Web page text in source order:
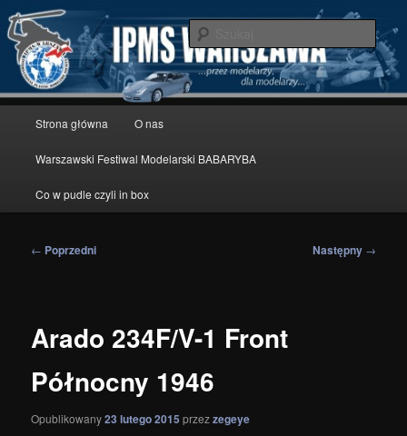
Przeskocz
do
tekstu
IPMS Warszawa
modelarstwo redukcyjne
Strona główna O nas
Warszawski Festiwal Modelarski BABARYBA
Co w pudle czyli in box
Nawigacja
← Poprzedni Następny →
Arado 234F/V-1 Front
Północny 1946
Opublikowany23 lutego 2015 przezzegeye